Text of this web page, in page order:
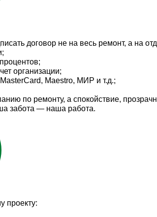
договор не на весь ремонт, а на
организации;
Maestro, МИР и т.д.;
по ремонту, а спокойствие,
забота — наша работа.
проекту: